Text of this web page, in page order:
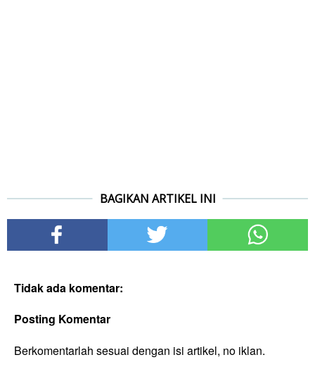
Tidak ada komentar:
Posting Komentar
Berkomentarlah sesuai dengan isi artikel, no iklan.